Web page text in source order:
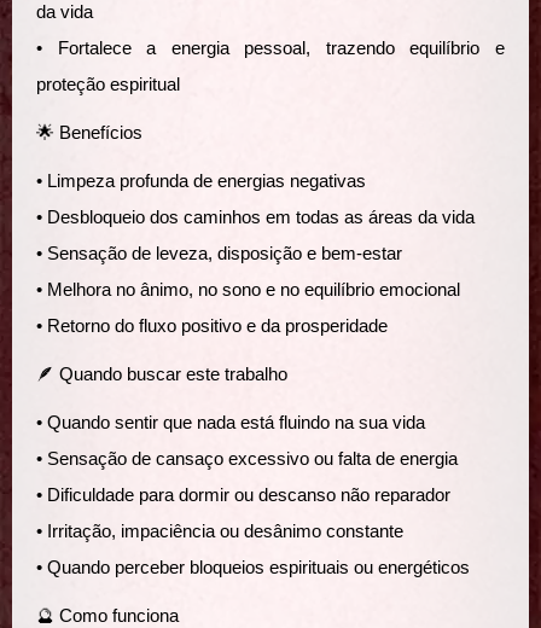
da vida
• Fortalece a energia pessoal, trazendo equilíbrio e
proteção espiritual
🌟 Benefícios
• Limpeza profunda de energias negativas
• Desbloqueio dos caminhos em todas as áreas da vida
• Sensação de leveza, disposição e bem-estar
• Melhora no ânimo, no sono e no equilíbrio emocional
• Retorno do fluxo positivo e da prosperidade
🪶 Quando buscar este trabalho
• Quando sentir que nada está fluindo na sua vida
• Sensação de cansaço excessivo ou falta de energia
• Dificuldade para dormir ou descanso não reparador
• Irritação, impaciência ou desânimo constante
• Quando perceber bloqueios espirituais ou energéticos
🔮 Como funciona